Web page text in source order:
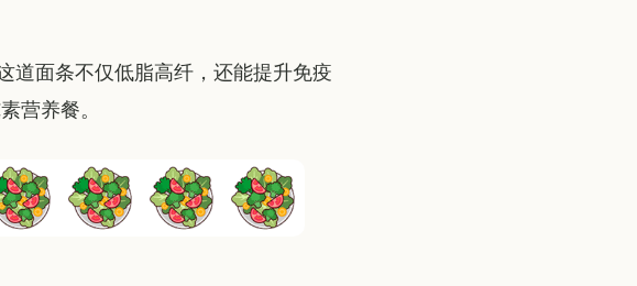
道面条不仅低脂高纤，还能提升免疫
营养餐。